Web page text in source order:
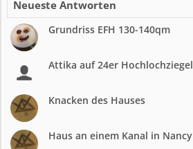
Neueste Antworten
Grundriss EFH 130-140qm
Attika auf 24er Hochlochziegel
Knacken des Hauses
Haus an einem Kanal in Nancy